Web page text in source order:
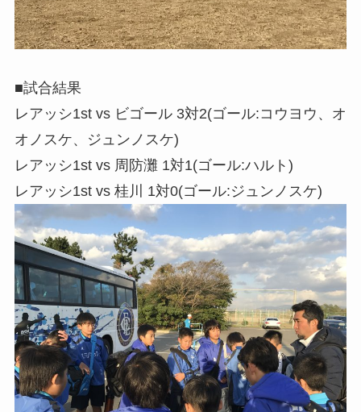
■試合結果
レアッシ1st vs ビゴール 3対2(ゴール:コウヨウ、オ
オノスケ、ジュンノスケ)
レアッシ1st vs 周防灘 1対1(ゴール:ハルト)
レアッシ1st vs 桂川 1対0(ゴール:ジュンノスケ)